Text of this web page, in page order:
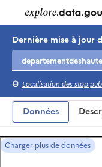
Dernière mise à jour
Localisation des stop-
Données
Charger plus de données